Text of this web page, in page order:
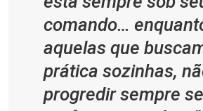
comando…
aquelas que
prática sozinhas,
progredir sempre